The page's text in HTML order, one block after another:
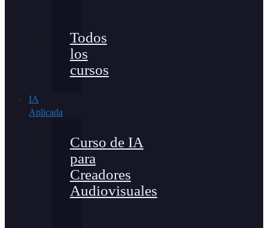
Todos
los
cursos
IA
Aplicada
Curso de IA
para
Creadores
Audiovisuales